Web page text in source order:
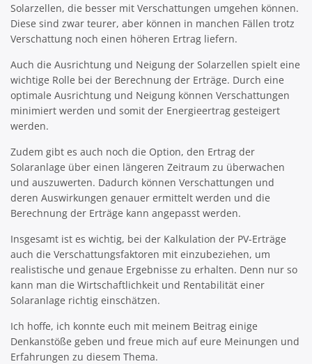
Solarzellen, die besser mit Verschattungen umgehen können.
Diese sind zwar teurer, aber können in manchen Fällen trotz
Verschattung noch einen höheren Ertrag liefern.
Auch die Ausrichtung und Neigung der Solarzellen spielt eine
wichtige Rolle bei der Berechnung der Erträge. Durch eine
optimale Ausrichtung und Neigung können Verschattungen
minimiert werden und somit der Energieertrag gesteigert
werden.
Zudem gibt es auch noch die Option, den Ertrag der
Solaranlage über einen längeren Zeitraum zu überwachen
und auszuwerten. Dadurch können Verschattungen und
deren Auswirkungen genauer ermittelt werden und die
Berechnung der Erträge kann angepasst werden.
Insgesamt ist es wichtig, bei der Kalkulation der PV-Erträge
auch die Verschattungsfaktoren mit einzubeziehen, um
realistische und genaue Ergebnisse zu erhalten. Denn nur so
kann man die Wirtschaftlichkeit und Rentabilität einer
Solaranlage richtig einschätzen.
Ich hoffe, ich konnte euch mit meinem Beitrag einige
Denkanstöße geben und freue mich auf eure Meinungen und
Erfahrungen zu diesem Thema.